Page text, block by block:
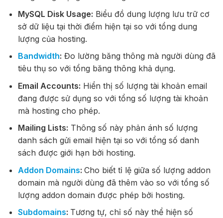
MySQL Disk Usage: Biểu đồ dung lượng lưu trữ cơ
sở dữ liệu tại thời điểm hiện tại so với tổng dung
lượng của hosting.
Bandwidth: Đo lường băng thông mà người dùng đã
tiêu thụ so với tổng băng thông khả dụng.
Email Accounts: Hiển thị số lượng tài khoản email
đang được sử dụng so với tổng số lượng tài khoản
mà hosting cho phép.
Mailing Lists: Thông số này phản ánh số lượng
danh sách gửi email hiện tại so với tổng số danh
sách được giới hạn bởi hosting.
Addon Domains: Cho biết tỉ lệ giữa số lượng addon
domain mà người dùng đã thêm vào so với tổng số
lượng addon domain được phép bởi hosting.
Subdomains: Tương tự, chỉ số này thể hiện số